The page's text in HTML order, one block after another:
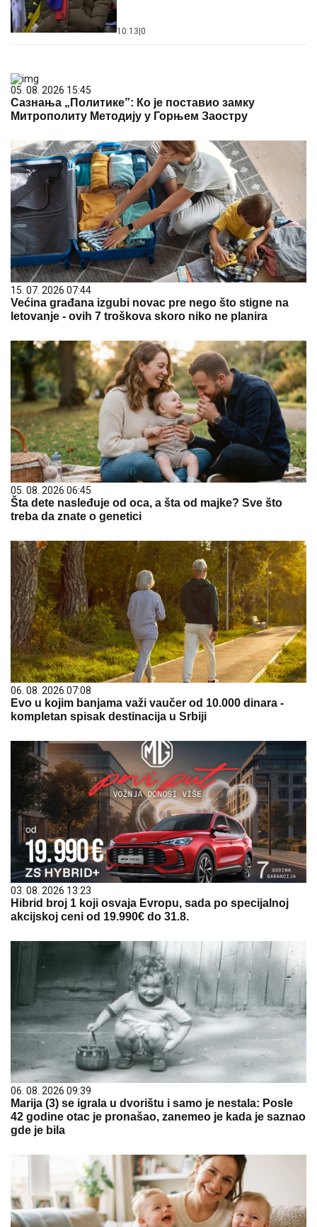
10:13 0
05. 08. 2026 15:45
Сазнања „Политике”: Ко је поставио замку
Митрополиту Методију у Горњем Заостру
15. 07. 2026 07:44
Većina građana izgubi novac pre nego što stigne na
letovanje - ovih 7 troškova skoro niko ne planira
05. 08. 2026 06:45
Šta dete nasleđuje od oca, a šta od majke? Sve što
treba da znate o genetici
06. 08. 2026 07:08
Evo u kojim banjama važi vaučer od 10.000 dinara -
kompletan spisak destinacija u Srbiji
03. 08. 2026 13:23
Hibrid broj 1 koji osvaja Evropu, sada po specijalnoj
akcijskoj ceni od 19.990€ do 31.8.
06. 08. 2026 09:39
Marija (3) se igrala u dvorištu i samo je nestala: Posle
42 godine otac je pronašao, zanemeo je kada je saznao
gde je bila